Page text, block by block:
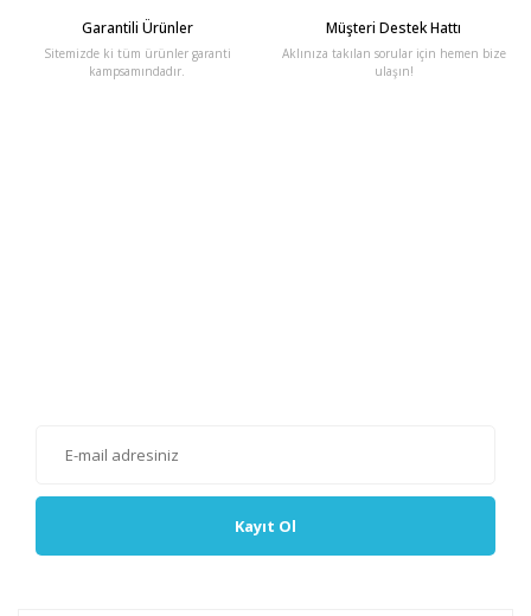
Garantili Ürünler
Sitemizde ki tüm ürünler garanti
kampsamındadır.
Müşteri Destek Hattı
Aklınıza takılan sorular için hemen bize
ulaşın!
Kayıt Ol